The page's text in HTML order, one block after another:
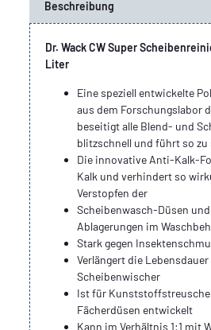
Beschreibung
Dr. Wack CW Super
Liter
Eine speziell entwickelte
aus dem Forschungslabor
beseitigt alle Blend- und
blitzschnell und führt so
Die innovative Anti-Kalk-
Kalk und verhindert so
Verstopfen der
Scheibenwasch-Düsen
Ablagerungen im
Stark gegen
Verlängert die Lebensdauer
Scheibenwischer
Ist für
Fächerdüsen entwickelt
Kann im Verhältnis 1:1 mit